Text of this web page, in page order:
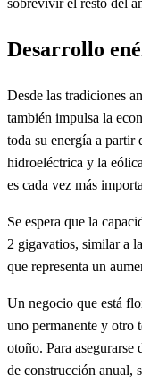
sobrevivir el resto del
Desarrollo
Desde las tradiciones
también impulsa la
toda su energía a partir
hidroeléctrica y la
es cada vez más
Se espera que la
2 gigavatios, similar a
que representa un
Un negocio que está
uno permanente y otro
otoño. Para
de construcción anual,